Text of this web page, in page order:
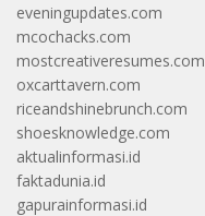
eveningupdates.com
mcochacks.com
mostcreativeresumes.com
oxcarttavern.com
riceandshinebrunch.com
shoesknowledge.com
aktualinformasi.id
faktadunia.id
gapurainformasi.id